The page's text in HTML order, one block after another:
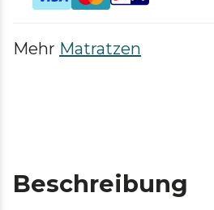
Mehr Matratzen
Beschreibung